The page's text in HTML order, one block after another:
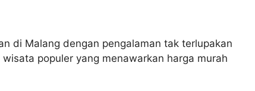
di Malang dengan pengalaman tak terlupakan
populer yang menawarkan harga murah